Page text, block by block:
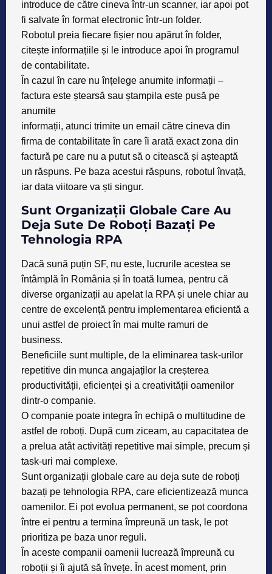
introduce de către cineva într-un scanner, iar apoi pot
fi salvate în format electronic într-un folder.
Robotul preia fiecare fișier nou apărut în folder,
citește informațiile și le introduce apoi în programul
de contabilitate.
În cazul în care nu înțelege anumite informații –
factura este ștearsă sau ștampila este pusă pe
anumite
informații, atunci trimite un email către cineva din
firma de contabilitate în care îi arată exact zona din
factură pe care nu a putut să o citească și așteaptă
un răspuns. Pe baza acestui răspuns, robotul învață,
iar data viitoare va ști singur.
Sunt Organizații Globale Care Au
Deja Sute De Roboți Bazați Pe
Tehnologia RPA
Dacă sună puțin SF, nu este, lucrurile acestea se
întâmplă în România și în toată lumea, pentru că
diverse organizații au apelat la RPA și unele chiar au
centre de excelență pentru implementarea eficientă a
unui astfel de proiect în mai multe ramuri de
business.
Beneficiile sunt multiple, de la eliminarea task-urilor
repetitive din munca angajaților la creșterea
productivității, eficienței și a creativității oamenilor
dintr-o companie.
O companie poate integra în echipă o multitudine de
astfel de roboți. După cum ziceam, au capacitatea de
a prelua atât activități repetitive mai simple, precum și
task-uri mai complexe.
Sunt organizații globale care au deja sute de roboți
bazați pe tehnologia RPA, care eficientizează munca
oamenilor. Ei pot evolua permanent, se pot coordona
între ei pentru a termina împreună un task, le pot
prioritiza pe baza unor reguli.
În aceste companii oamenii lucrează împreună cu
roboții și îi ajută să învețe. În acest moment, prin